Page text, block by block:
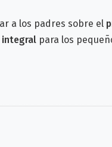
a los padres sobre el
integral para los